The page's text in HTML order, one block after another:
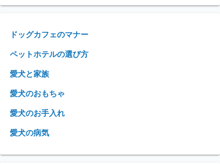
ドッグカフェのマナー
ペットホテルの選び方
愛犬と家族
愛犬のおもちゃ
愛犬のお手入れ
愛犬の病気